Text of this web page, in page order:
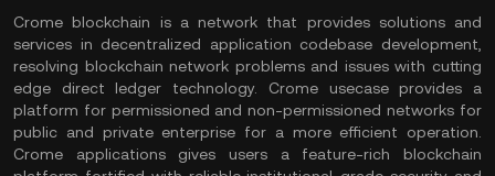
Crome blockchain is a network that provides solutions and
services in decentralized application codebase development,
resolving blockchain network problems and issues with cutting
edge direct ledger technology. Crome usecase provides a
platform for permissioned and non-permissioned networks for
public and private enterprise for a more efficient operation.
Crome applications gives users a feature-rich blockchain